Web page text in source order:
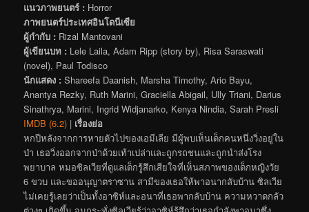
แนวภาพยนตร์ : Horror
ภาพยนตร์ประเทศอินโดนีเซีย
ผู้กำกับ : Rizal Mantovani
ผู้เขียนบท : Lele Laila, Adam Ripp (story by), Risa Saraswati
(novel), Paul Todisco
นักแสดง : Shareefa Daanish, Marsha Timothy, Ario Bayu,
Anantya Rezky, Ruth Marini, Graciella Abigail, Ully Triani, Darius
Sinathrya, Marini, Ingrid Widjanarko, Kenya Nindia, Sarah Presli
IMDB (6.2) | เรื่องย่อ
หกปีหลังจากการหายตัวไปของเอมีเลีย มีผู้พบเห็นเด็กคนหนึ่งวิ่งอยู่ใน
ป่า เธอวิ่งออกจากป่าด้วยเท้าเปล่าและถูกรถชนและถูกนำส่งโรง
พยาบาล หมอซิลเวียที่ดูแลเด็กรู้สึกเสียใจที่เห็นสภาพของเด็กหญิงวัย
6 ขวบ และขออนุญาตราซาน สามีของเธอให้พาอนากลับบ้าน ซิลเวีย
ไม่เคยรู้เลยว่าเป็นทั้งอาซิห์และอนาที่เธอพากลับบ้าน ความหวาดกลัว